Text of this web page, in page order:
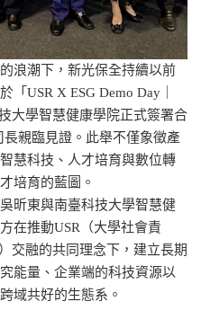
浪潮下，新光保全持續以前
「USR X ESG Demo Day｜
大學智慧健康學院正式簽署合
親臨見證。此舉不僅象徵產
慧科技、人才培育與數位轉
培育的藍圖。
昕東與南臺科技大學智慧健
在推動USR（大學社會責
交融的共同理念下，建立長期
能量、企業端的科技資源以
域共好的生態系。